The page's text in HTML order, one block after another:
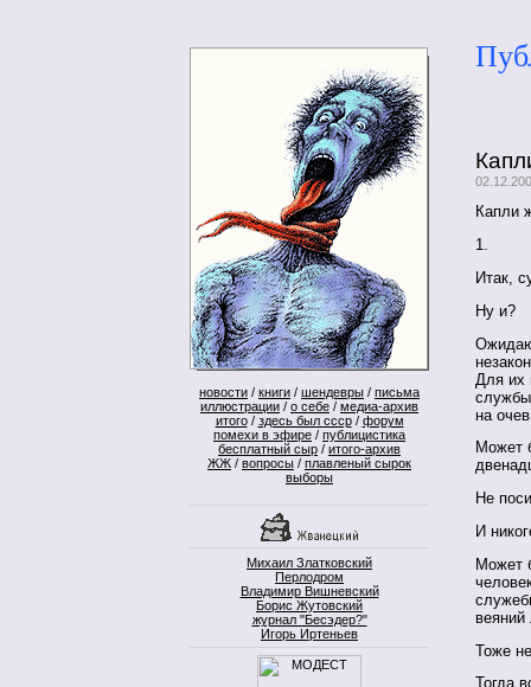
новости / книги / шендевры / письма
иллюстрации / о себе / медиа-архив
итого/ здесь был ссср/ форум
помехи в эфире / публицистика
бесплатный сыр / итого-архив
ЖЖ / вопросы / плавленый сырок
выборы
Михаил Златковский
Перлодром
Владимир Вишневский
Борис Жутовский
журнал "Бесэдер?"
Игорь Иртеньев
Капли
1.
Итак,
Ну и?
Для их
службы
на
Может
Не
И
Может
веяний
Тоже
Тогда